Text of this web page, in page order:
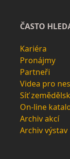
ČASTO
Kariéra
Pronájmy
Partneři
Videa pro
Síť
On-line
Archiv akcí
Archiv výstav